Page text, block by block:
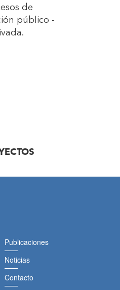
de
público -
Publicaciones
Noticias
Contacto